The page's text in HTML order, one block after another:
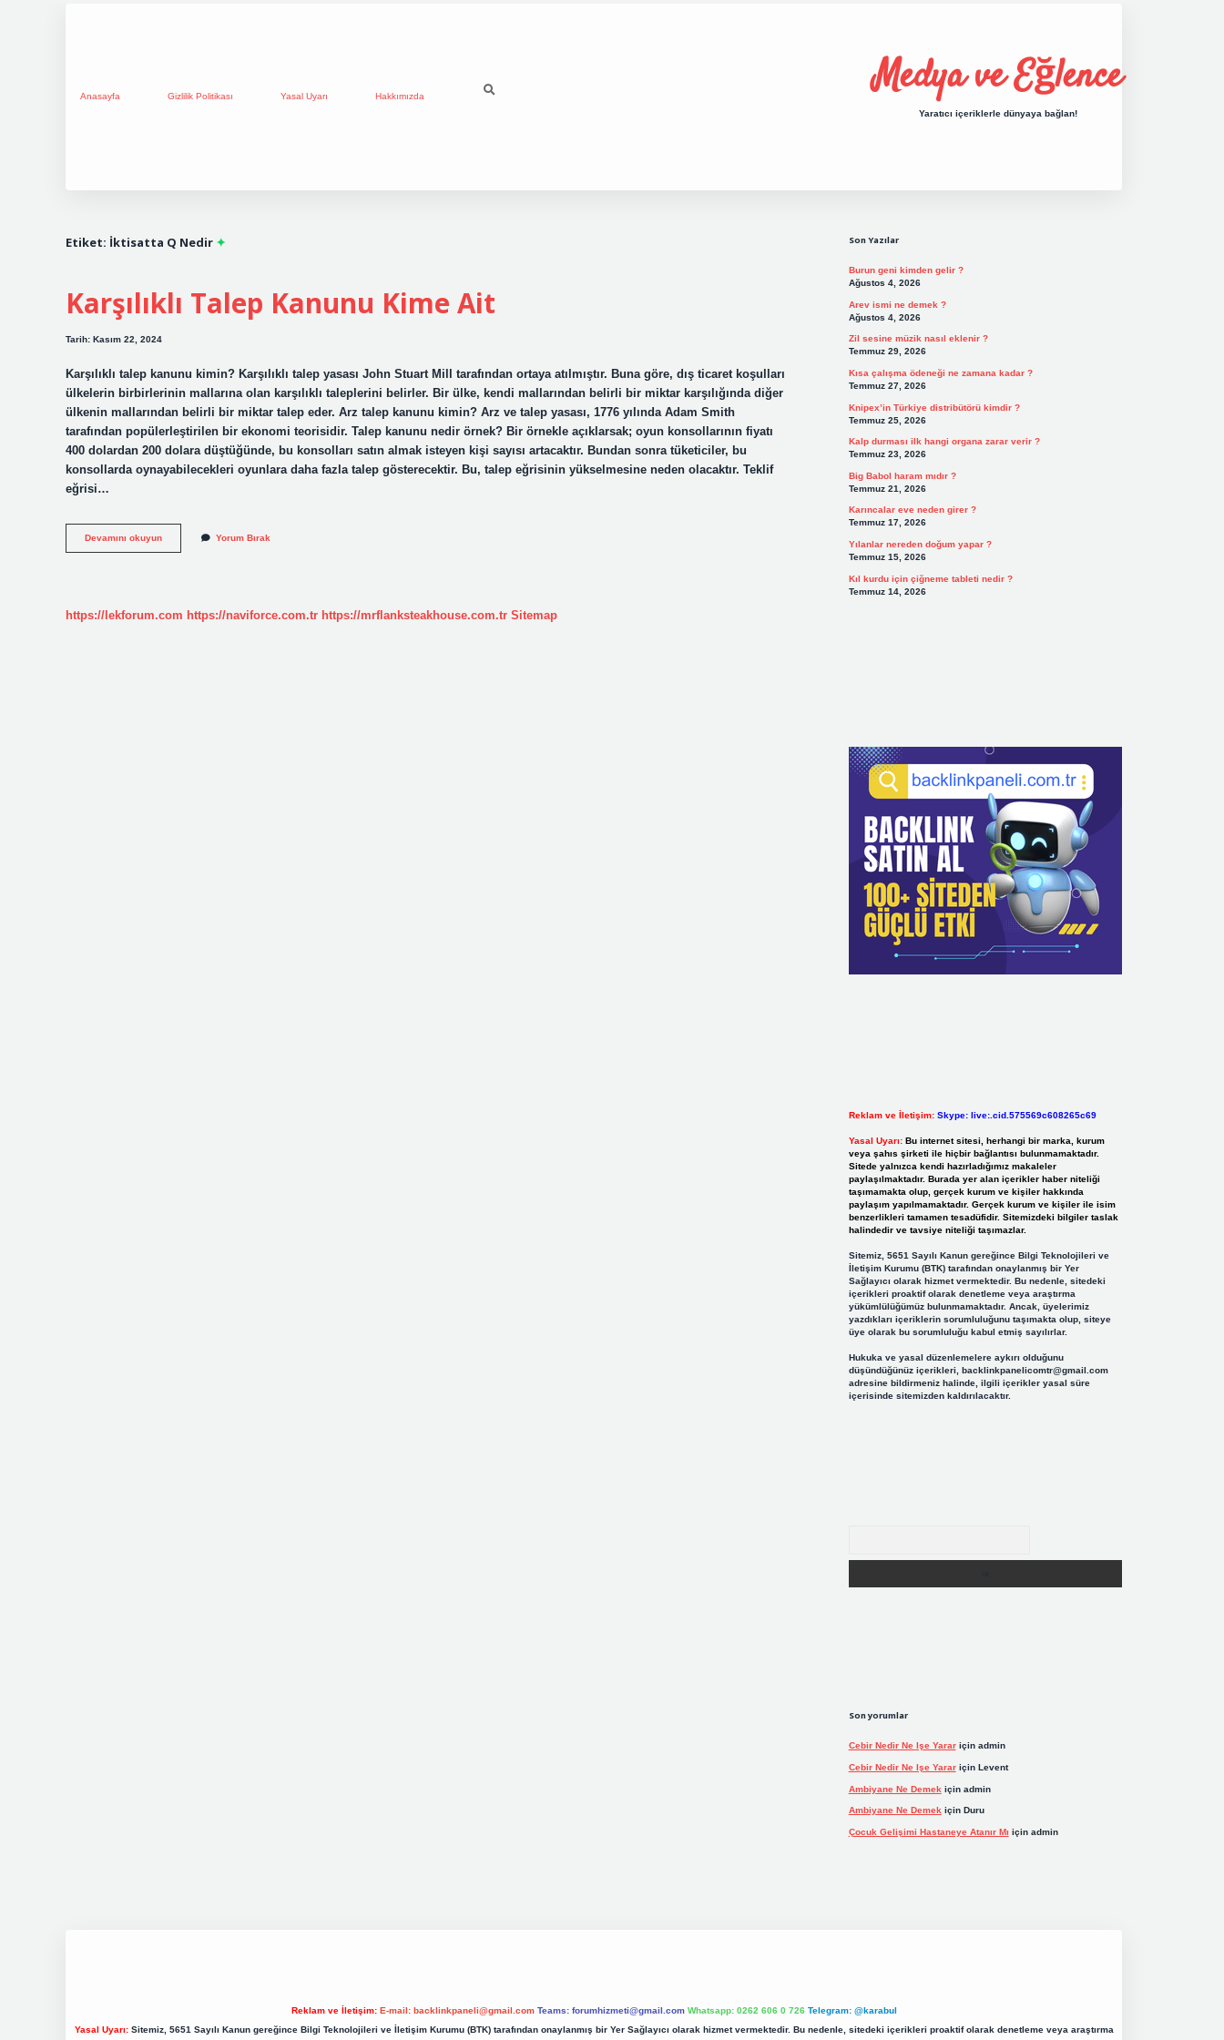
Anasayfa Gizlilik Politikası Yasal Uyarı Hakkımızda Medya ve Eğlence
Yaratıcı içeriklerle dünyaya bağlan!
Etiket: İktisatta Q Nedir
Karşılıklı Talep Kanunu Kime Ait
Tarih: Kasım 22, 2024
Karşılıklı talep kanunu kimin? Karşılıklı talep yasası John Stuart Mill tarafından ortaya atılmıştır. Buna göre, dış ticaret koşulları
ülkelerin birbirlerinin mallarına olan karşılıklı taleplerini belirler. Bir ülke, kendi mallarından belirli bir miktar karşılığında diğer
ülkenin mallarından belirli bir miktar talep eder. Arz talep kanunu kimin? Arz ve talep yasası, 1776 yılında Adam Smith
tarafından popülerleştirilen bir ekonomi teorisidir. Talep kanunu nedir örnek? Bir örnekle açıklarsak; oyun konsollarının fiyatı
400 dolardan 200 dolara düştüğünde, bu konsolları satın almak isteyen kişi sayısı artacaktır. Bundan sonra tüketiciler, bu
konsollarda oynayabilecekleri oyunlara daha fazla talep gösterecektir. Bu, talep eğrisinin yükselmesine neden olacaktır. Teklif
eğrisi…
Devamını okuyunKarşılıklı
Talep
Yorum Bırak
https://lekforum.com https://naviforce.com.tr https://mrflanksteakhouse.com.tr Sitemap
Son Yazılar
Burun geni kimden gelir ?
Ağustos 4, 2026
Arev ismi ne demek ?
Ağustos 4, 2026
Zil sesine müzik nasıl eklenir ?
Temmuz 29, 2026
Kısa çalışma ödeneği ne zamana kadar ?
Temmuz 27, 2026
Knipex’in Türkiye distribütörü kimdir ?
Temmuz 25, 2026
Kalp durması ilk hangi organa zarar verir ?
Temmuz 23, 2026
Big Babol haram mıdır ?
Temmuz 21, 2026
Karıncalar eve neden girer ?
Temmuz 17, 2026
Yılanlar nereden doğum yapar ?
Temmuz 15, 2026
Kıl kurdu için çiğneme tableti nedir ?
Temmuz 14, 2026
Reklam ve İletişim: Skype: live:.cid.575569c608265c69
Yasal Uyarı: Bu internet sitesi, herhangi bir marka, kurum
veya şahıs şirketi ile hiçbir bağlantısı bulunmamaktadır.
Sitede yalnızca kendi hazırladığımız makaleler
paylaşılmaktadır. Burada yer alan içerikler haber niteliği
taşımamakta olup, gerçek kurum ve kişiler hakkında
paylaşım yapılmamaktadır. Gerçek kurum ve kişiler ile isim
benzerlikleri tamamen tesadüfidir. Sitemizdeki bilgiler taslak
halindedir ve tavsiye niteliği taşımazlar.
Sitemiz, 5651 Sayılı Kanun gereğince Bilgi Teknolojileri ve
İletişim Kurumu (BTK) tarafından onaylanmış bir Yer
Sağlayıcı olarak hizmet vermektedir. Bu nedenle, sitedeki
içerikleri proaktif olarak denetleme veya araştırma
yükümlülüğümüz bulunmamaktadır. Ancak, üyelerimiz
yazdıkları içeriklerin sorumluluğunu taşımakta olup, siteye
üye olarak bu sorumluluğu kabul etmiş sayılırlar.
Hukuka ve yasal düzenlemelere aykırı olduğunu
düşündüğünüz içerikleri, backlinkpanelicomtr@gmail.com
adresine bildirmeniz halinde, ilgili içerikler yasal süre
içerisinde sitemizden kaldırılacaktır.
Son yorumlar
Cebir Nedir Ne Işe Yarariçin admin
Cebir Nedir Ne Işe Yarariçin Levent
Ambiyane Ne Demek için admin
Ambiyane Ne Demek için Duru
Çocuk Gelişimi Hastaneye Atanır Mı için admin
Reklam ve İletişim: E-mail: backlinkpaneli@gmail.com Teams: forumhizmeti@gmail.com Whatsapp: 0262 606 0 726 Telegram: @karabul
Yasal Uyarı:Sitemiz, 5651 Sayılı Kanun gereğince Bilgi Teknolojileri ve İletişim Kurumu (BTK) tarafından onaylanmış bir Yer Sağlayıcı olarak hizmet vermektedir. Bu nedenle, sitedeki içerikleri proaktif olarak denetleme veya araştırma